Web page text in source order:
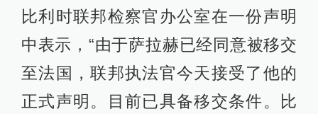
比利时联邦检察官办公室在一份声明
中表示，“由于萨拉赫已经同意被移交
至法国，联邦执法官今天接受了他的
正式声明。目前已具备移交条件。比